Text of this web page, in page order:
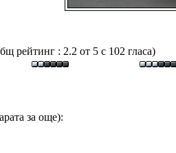
рейтинг : 2.2 от 5 с 102 гласа)
за още):